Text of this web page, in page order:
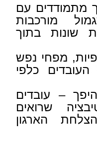
מתמודדים עם
מורכבות
שונות בתוך
מפחי נפש
העובדים כלפי
– עובדים
שרואים
הארגון